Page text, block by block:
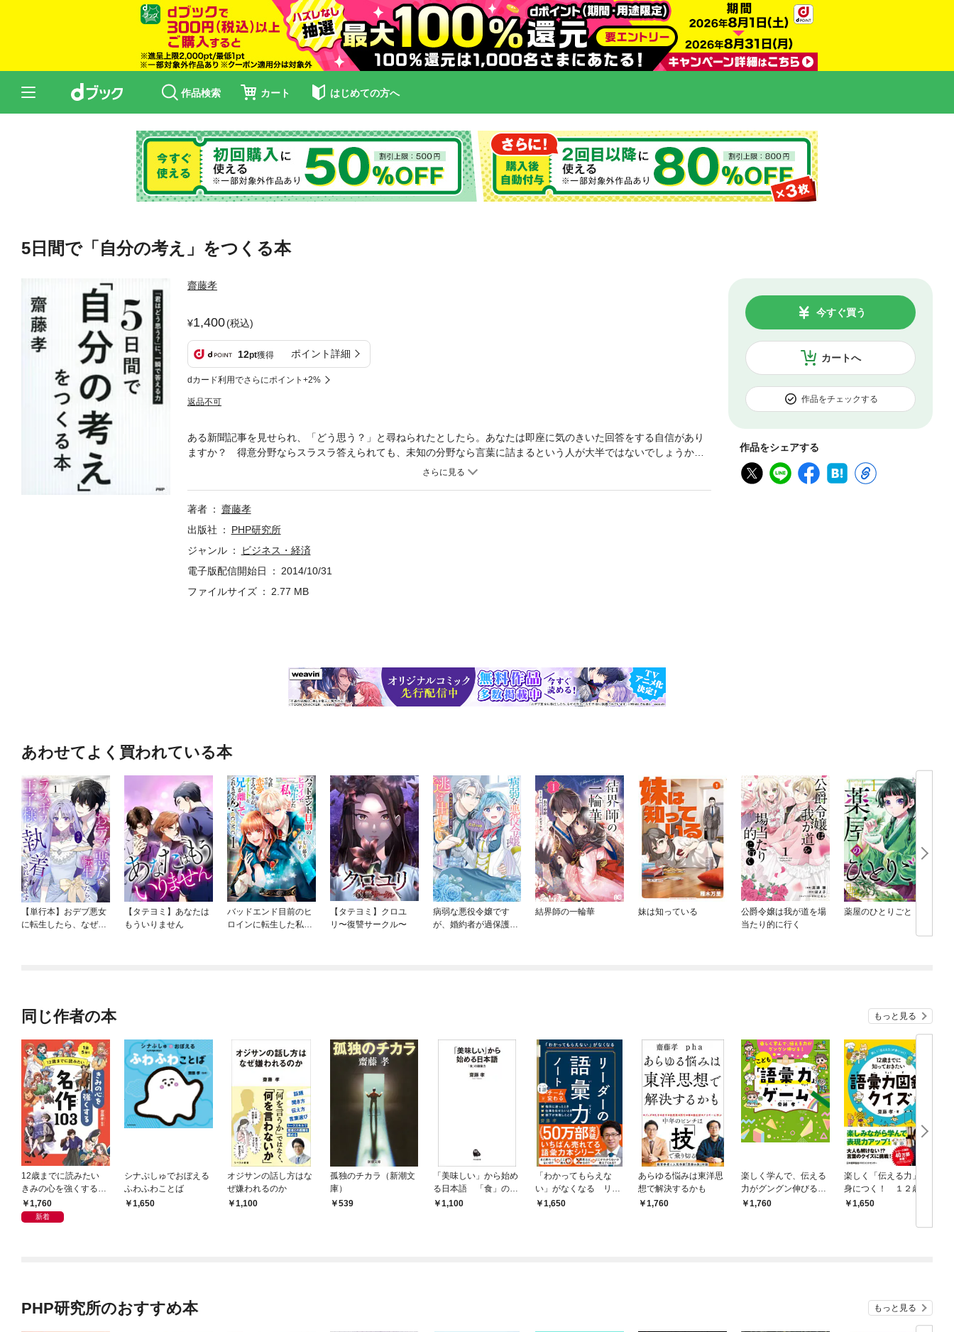
作品検索 カート はじめての方へ
5日間で「自分の考え」をつくる本
齋藤孝
1,400(税込)
12pt獲得 ポイント詳細
dカード利用でさらにポイント+2%
返品不可
カートへ
今すぐ買う
作品をチェックする
作品をシェアする
ある新聞記事を見せられ、「どう思う？」と尋ねられたとしたら。あなたは即座に気のきいた回答をする自信があり
ますか？ 得意分野ならスラスラ答えられても、未知の分野なら言葉に詰まるという人が大半ではないでしょうか。
しかし、「自分の考え」を持つべき現代人としては、対象が何であれ、とりあえず「何かを見聞きしたら何かを言え
をしっかり持っていれば、大きなチャンスが巡ってくるのです。「5日間」という限定が集中力を生む。本書を5日間
の短期合宿メニューと思って実践すれば、「自分の考えを持っている人」と言われるようになるでしょう。
著者
齋藤孝
出版社
PHP研究所
ジャンル
ビジネス・経済
電子版配信開始日
2014/10/31
ファイルサイズ
2.77 MB
あわせてよく買われている本
【単行本】おデブ悪女
に転生したら、なぜか
【タテヨミ】あなたは
もういりません
バッドエンド目前のヒ
ロインに転生した私、
【タテヨミ】クロユ
リ〜復讐サークル〜
病弱な悪役令嬢です
が、婚約者が過保護す
結界師の一輪華 妹は知っている
公爵令嬢は我が道を場
当たり的に行く
薬屋のひとりごと
同じ作者の本 もっと見る
12歳までに読みたい
きみの心を強くする名
作103
1,760
新着
シナぷしゅでおぼえる
ふわふわことば
1,650
オジサンの話し方はな
ぜ嫌われるのか
1,100
孤独のチカラ（新潮文
庫）
539
「美味しい」から始め
る日本語 「食」の語
彙力1,100
「わかってもらえな
い」がなくなる リー
ダーの語彙力ノート
1,650
あらゆる悩みは東洋思
想で解決するかも
1,760
楽しく学んで、伝える
力がグングン伸びる！
こども「語彙力」ゲ
1,760
楽しく「伝える力」が
身につく！ １２歳ま
でに知っておきたい語
1,650
PHP研究所のおすすめ本 もっと見る